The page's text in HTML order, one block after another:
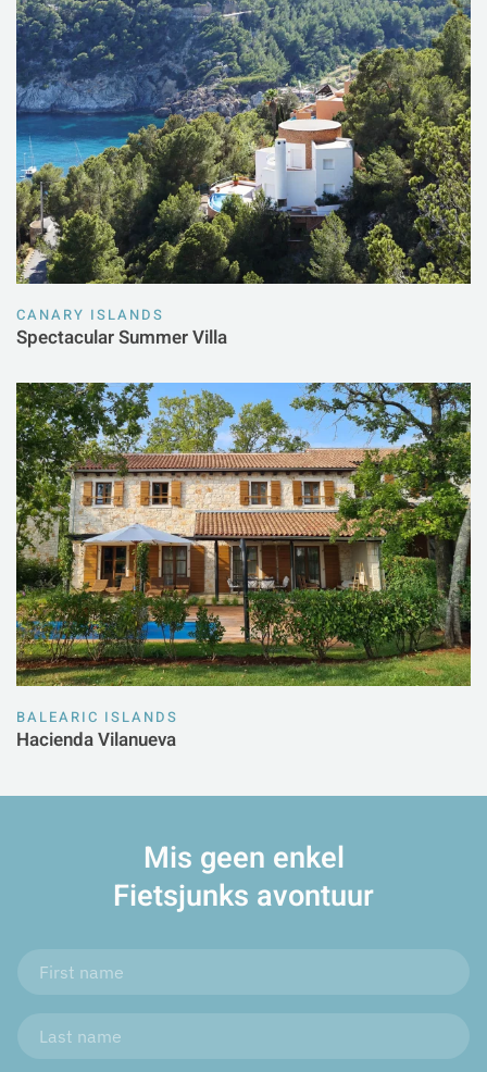
CANARY ISLANDS
Spectacular Summer Villa
BALEARIC ISLANDS
Hacienda Vilanueva
Mis geen enkel
Fietsjunks avontuur